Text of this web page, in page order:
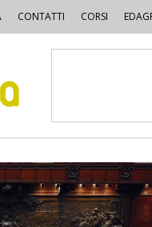
CONTATTI CORSI